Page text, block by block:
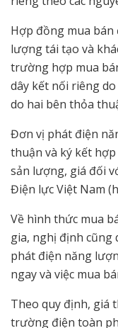
Hợp đồng mua
lượng tái tạo và
trường hợp mua
dây kết nối riêng
do hai bên thỏa
Đơn vị phát điện
thuận và ký kết
sản lượng, giá đối
Điện lực Việt Nam
Về hình thức mua
gia, nghị định cũng
phát điện năng
ngay và việc mua
Theo quy định, giá
trường điện toàn